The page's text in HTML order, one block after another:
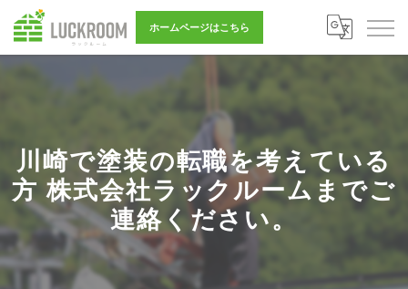
ホームページはこちら
川崎で塗装の転職を考えている
方 株式会社ラックルームまでご
連絡ください。